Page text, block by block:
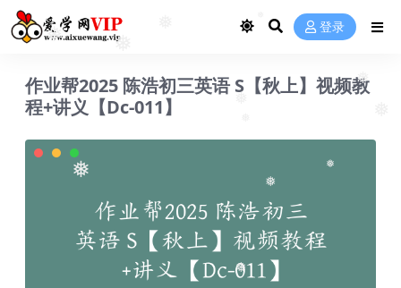
❅
❅
登录
作业帮2025 陈浩初三英语 S【秋上】视频教
程+讲义【Dc-011】